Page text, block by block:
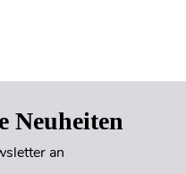
Neuheiten
an